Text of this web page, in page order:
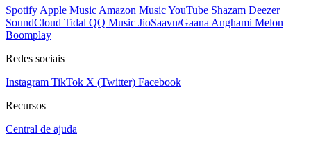
Spotify Apple Music Amazon MusicYouTube Shazam Deezer
SoundCloud Tidal QQ Music JioSaavn/Gaana Anghami Melon
Boomplay
Redes sociais
Instagram TikTok X (Twitter) Facebook
Recursos
Central de ajuda